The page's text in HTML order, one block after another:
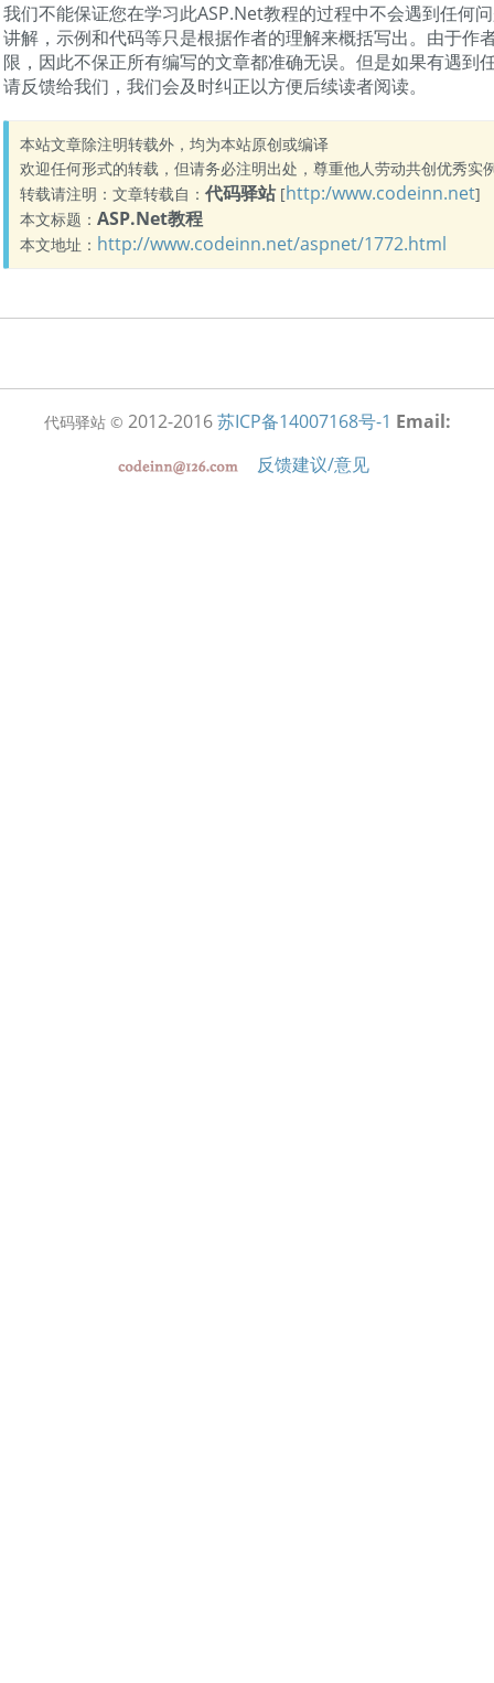
我们不能保证您在学习此ASP.Net教程的过程中不会遇到任何
讲解，示例和代码等只是根据作者的理解来概括写出。由于作
限，因此不保正所有编写的文章都准确无误。但是如果有遇到
请反馈给我们，我们会及时纠正以方便后续读者阅读。
本站文章除注明转载外，均为本站原创或编译
欢迎任何形式的转载，但请务必注明出处，尊重他人劳动共创优秀实
转载请注明：文章转载自： 代码驿站[http:/www.codeinn.net]
本文标题： ASP.Net教程
本文地址： http://www.codeinn.net/aspnet/1772.html
代码驿站 © 2012-2016 苏ICP备14007168号-1 Email:
反馈建议/意见